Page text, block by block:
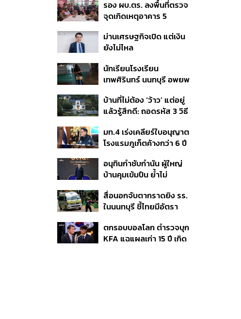
หลากหลายของวง
รอง ผบ.ตร. ลงพื้นที่ตรวจ
จุดเกิดเหตุอาคาร 5
ม่านเศรษฐกิจเปิด แต่เงิน
ยังไม่ไหล
นักเรียนโรงเรียน
เทพศิรินทร์ นนทบุรี อพยพ
ชั่วคราว หลังเหตุใช้อาวุธ
ปืนภายในโรงเรียน
บ้านที่ไม่ต้อง ‘ว้าว’ แต่อยู่
แล้วรู้สึกดี: ถอดรหัส 3 วิธี
Well-Being ในทุกวัน
มท.4 เร่งเคลียร์ใบอนุญาต
โรงแรมภูเก็ตค้างกว่า 6 ปี
โมเดลแก้ทั้งประเทศ
อนุทินกำชับกำนัน ผู้ใหญ่
บ้านคุมเข้มปืน ย้ำไม่
หน้าที่พกปืนออกนอก
เคหสถาน หวั่นพฤติกรรม
เกิดเหตุ
สื่อนอกจับตากราดยิง รร.
ในนนทบุรี ชี้ไทยมีอัตรา
ต้นของภูมิภาค
ตกรอบบอลโลก ตำรวจบุก
KFA แฉแผลเก่า 15 ปี เกิด